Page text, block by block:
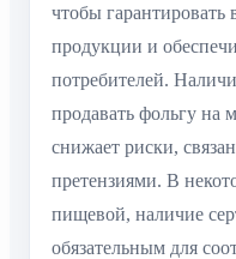
чтобы гарантировать
продукции и
потребителей.
продавать фольгу на
снижает риски,
претензиями. В
пищевой, наличие
обязательным для